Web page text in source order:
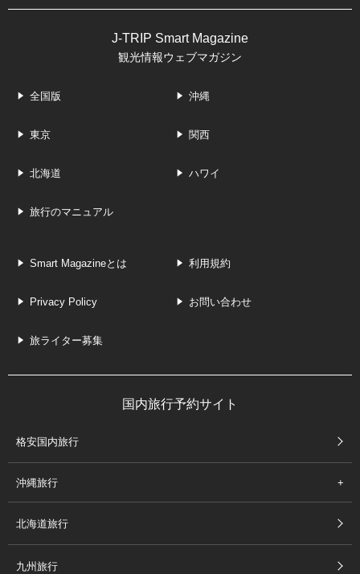
J-TRIP Smart Magazine
観光情報ウェブマガジン
全国版 沖縄
東京 関西
北海道 ハワイ
旅行のマニュアル
Smart Magazineとは 利用規約
Privacy Policy お問い合わせ
旅ライター募集
国内旅行予約サイト
格安国内旅行
沖縄旅行
北海道旅行
九州旅行